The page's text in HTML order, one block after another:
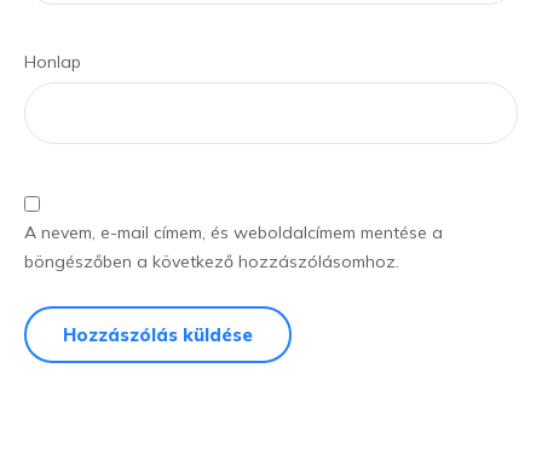
Honlap
A nevem, e-mail címem, és weboldalcímem mentése a
böngészőben a következő hozzászólásomhoz.